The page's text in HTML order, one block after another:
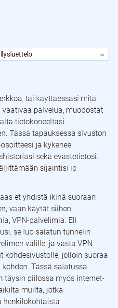
tai käyttäessäsi mitä
palvelua, muodostat
tietokoneeltasi
Tässä tapauksessa sivuston
ja kykenee
sekä evästetietosi.
sijaintisi ip
et yhdistä ikinä suoraan
vaan käytät siihen
VPN-palvelimia. Eli
se luo salatun tunnelin
välille, ja vasta VPN-
kohdesivustolle, jolloin suoraa
Tässä salatussa
täysin piilossa myös internet-
muilta, jotka
henkilökohtaista